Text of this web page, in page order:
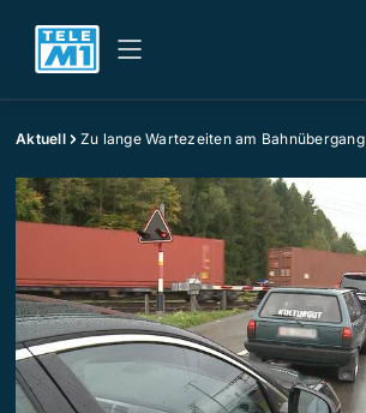
Aktuell Zu lange Wartezeiten am Bahnübergang